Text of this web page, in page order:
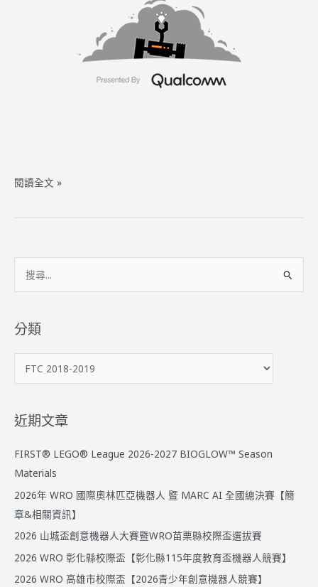
FTC
2019
探
前
閱讀全文 »
鍵
分類
類
近期文章
FIRST® LEGO® League 2026-2027 BIOGLOW™ Season
Materials
2026年 WRO 國際奧林匹亞機器人 暨 MARC AI 全國總決賽【簡
章&相關資訊】
2026 山城盃創意機器人大賽暨WRO苗栗縣校際盃選拔賽
2026 WRO 彰化縣校際盃【彰化縣115年度教育盃機器人競賽】
2026 WRO 高雄市校際盃【2026青少年創意機器人競賽】